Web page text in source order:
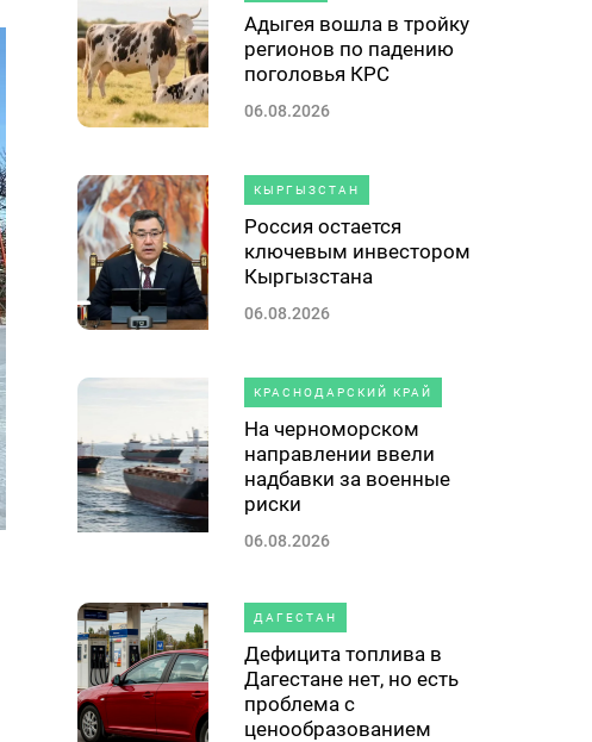
Адыгея вошла в тройку
регионов по падению
поголовья КРС
06.08.2026
КЫРГЫЗСТАН
Россия остается
ключевым инвестором
Кыргызстана
06.08.2026
КРАСНОДАРСКИЙ КРАЙ
На черноморском
направлении ввели
надбавки за военные
риски
06.08.2026
ДАГЕСТАН
Дефицита топлива в
Дагестане нет, но есть
проблема с
ценообразованием